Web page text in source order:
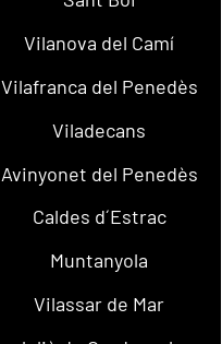
Vilanova del Camí
Vilafranca del Penedès
Viladecans
Avinyonet del Penedès
Caldes d´Estrac
Muntanyola
Vilassar de Mar